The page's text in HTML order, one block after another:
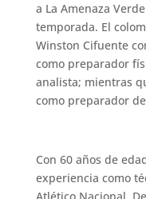
a La Amenaza
temporada. El
Winston Cifuente
como preparador
analista; mientras
como preparador
Con 60 años de
experiencia como